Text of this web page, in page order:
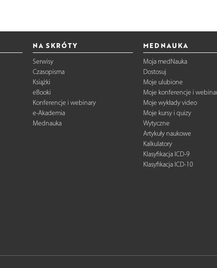
NA SKRÓTY
Serwisy
Czasopisma
Książki
eBooki
Konferencje i webinary
e-Akademia
Mednauka
MEDNAUKA
Moja medNauka
Dostosuj
Moje ulubione
Moje konferencje i
Moje wykłady video
Moje kursy i quizy
Wytyczne
Artykuły naukowe
Kalkulatory
Klasyfikacja ICD-9
Klasyfikacja ICD-10